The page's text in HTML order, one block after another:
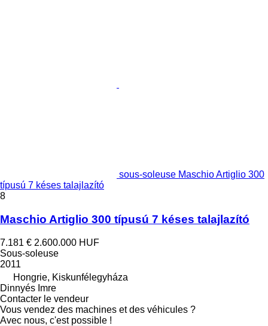
sous-soleuse Maschio Artiglio 300
típusú 7 késes talajlazító
8
Maschio Artiglio 300 típusú 7 késes talajlazító
7.181 € 2.600.000 HUF
Sous-soleuse
2011
Hongrie, Kiskunfélegyháza
Dinnyés Imre
Contacter le vendeur
Vous vendez des machines et des véhicules ?
Avec nous, c'est possible !